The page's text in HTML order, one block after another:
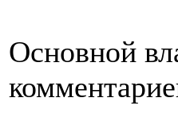
Основной